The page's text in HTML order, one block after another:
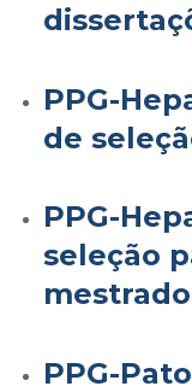
PPG-
de
PPG-
seleção
PPG-